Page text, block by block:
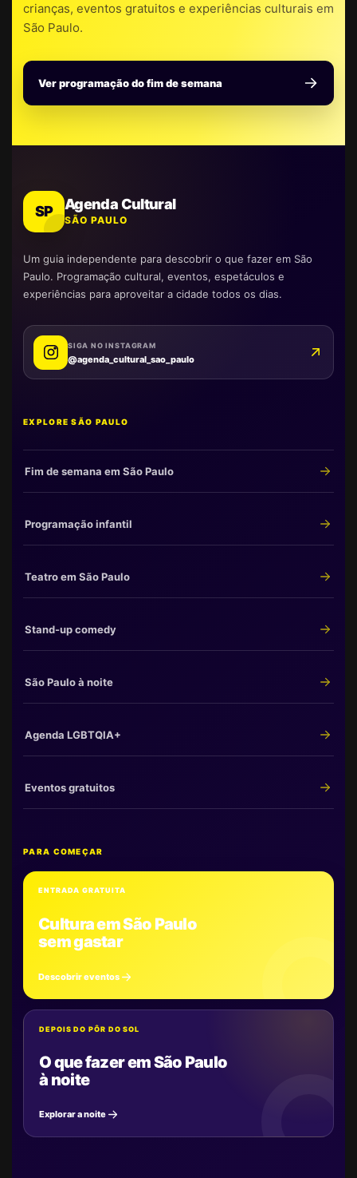
crianças, eventos gratuitos e experiências culturais em
São Paulo.
Ver programação do fim de semana
SP Agenda Cultural
SÃO PAULO
Um guia independente para descobrir o que fazer em São
Paulo. Programação cultural, eventos, espetáculos e
experiências para aproveitar a cidade todos os dias.
SIGA NO INSTAGRAM
@agenda_cultural_sao_paulo
EXPLORE SÃO PAULO
Fim de semana em São Paulo
Programação infantil
Teatro em São Paulo
Stand-up comedy
São Paulo à noite
Agenda LGBTQIA+
Eventos gratuitos
PARA COMEÇAR
ENTRADA GRATUITA
Cultura em São Paulo
sem gastar
Descobrir eventos
DEPOIS DO PÔR DO SOL
O que fazer em São Paulo
à noite
Explorar a noite